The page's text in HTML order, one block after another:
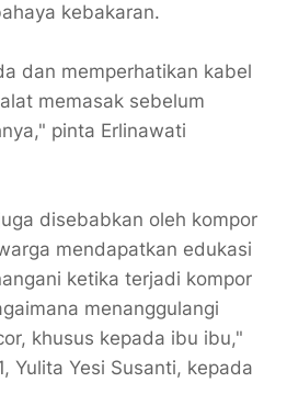
kebakaran.
dan memperhatikan kabel
memasak sebelum
pinta Erlinawati
disebabkan oleh kompor
mendapatkan edukasi
ketika terjadi kompor
menanggulangi
khusus kepada ibu ibu,"
Yulita Yesi Susanti, kepada